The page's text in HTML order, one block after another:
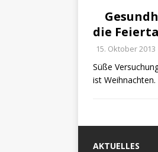
die
15. Oktober 2013
Süße
ist
AKTUELLES